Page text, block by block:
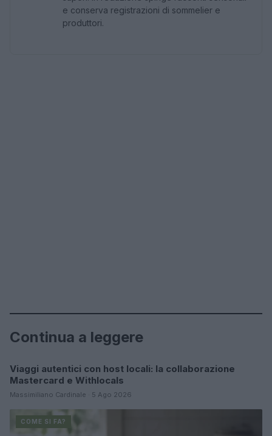
e conserva registrazioni di sommelier e
produttori.
Continua a leggere
COME SI FA?
Viaggi autentici con host locali: la collaborazione
Mastercard e Withlocals
Massimiliano Cardinale · 5 Ago 2026
COME SI FA?